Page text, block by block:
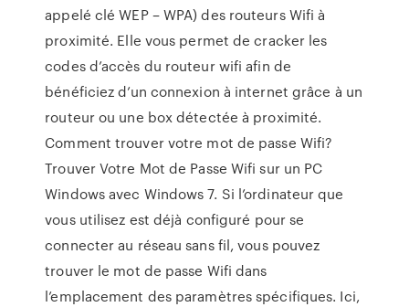
appelé clé WEP – WPA) des routeurs Wifi à
proximité. Elle vous permet de cracker les
codes d’accès du routeur wifi afin de
bénéficiez d’un connexion à internet grâce à un
routeur ou une box détectée à proximité.
Comment trouver votre mot de passe Wifi?
Trouver Votre Mot de Passe Wifi sur un PC
Windows avec Windows 7. Si l’ordinateur que
vous utilisez est déjà configuré pour se
connecter au réseau sans fil, vous pouvez
trouver le mot de passe Wifi dans
l’emplacement des paramètres spécifiques. Ici,